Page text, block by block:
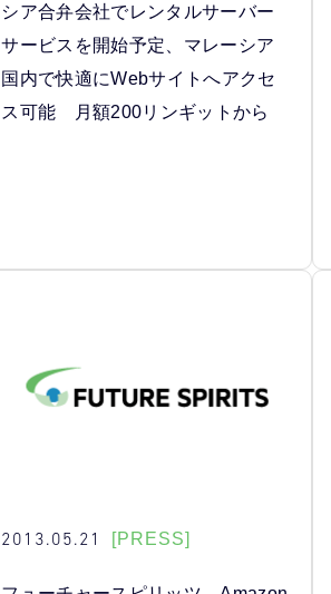
シア合弁会社でレンタルサーバー
サービスを開始予定、マレーシア
国内で快適にWebサイトへアクセ
ス可能 月額200リンギットから
2013.05.21 [PRESS]